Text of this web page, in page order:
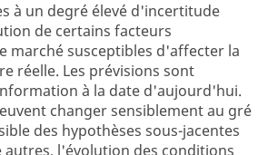
à un degré élevé d'incertitude
de certains facteurs
marché susceptibles d'affecter la
réelle. Les prévisions sont
à la date d'aujourd'hui.
changer sensiblement au gré
des hypothèses sous-jacentes
l'évolution des conditions